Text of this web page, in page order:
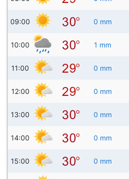
09:00 0 mm
10:00 1 mm
11:00 0 mm
12:00 0 mm
13:00 0 mm
14:00 0 mm
15:00 0 mm